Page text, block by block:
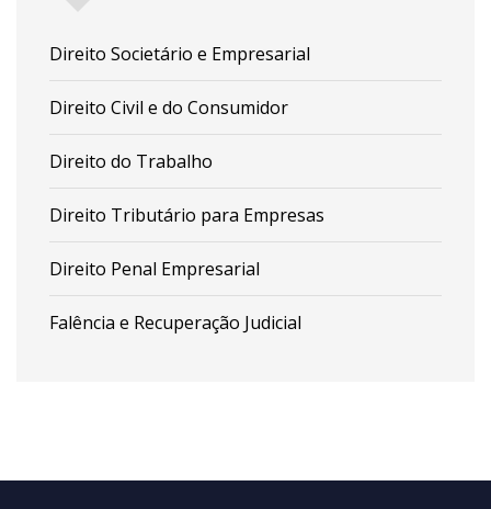
Direito Societário e Empresarial
Direito Civil e do Consumidor
Direito do Trabalho
Direito Tributário para Empresas
Direito Penal Empresarial
Falência e Recuperação Judicial